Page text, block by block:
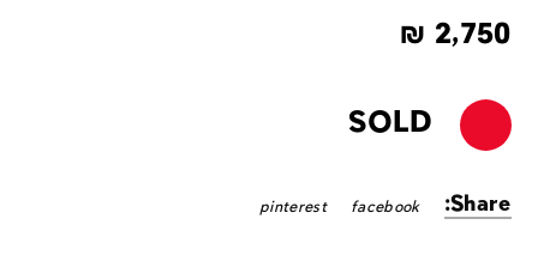
2,750
₪
SOLD
Share:
facebook
pinterest